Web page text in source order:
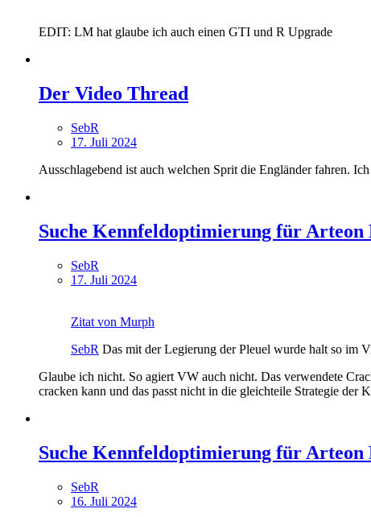
EDIT: LM hat glaube ich auch einen GTI und R Upgrade
Der Video Thread
SebR
17. Juli 2024
Ausschlagebend ist auch welchen Sprit die Engländer fahren.
Suche Kennfeldoptimierung für
SebR
17. Juli 2024
Zitat von Murph
SebR Das mit der Legierung der Pleuel wurde halt so im
Glaube ich nicht. So agiert VW auch nicht. Das verwendete
cracken kann und das passt nicht in die gleichteile Strategie der
Suche Kennfeldoptimierung für
SebR
16. Juli 2024